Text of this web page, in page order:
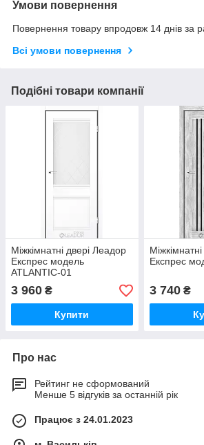
Умови повернення
Повернення товару впродовж 14 днів за
Всі умови повернення
Подібні товари компанії
Міжкімнатні двері Леадор
Експрес модель
ATLANTIC-01
3 960 ₴
Купити
Експрес
3 740₴
Про нас
Рейтинг не сформований
Менше 5 відгуків за останній рік
Працює з 24.01.2023